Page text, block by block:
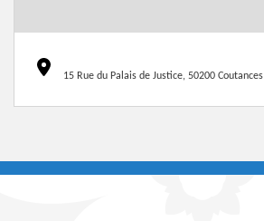
15 Rue du Palais de Justice, 50200 Coutances